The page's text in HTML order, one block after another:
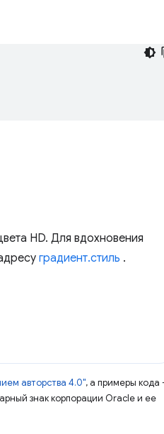
HD. Для вдохновения
градиент.стиль .
авторства 4.0", а примеры кода
знак корпорации Oracle и ее